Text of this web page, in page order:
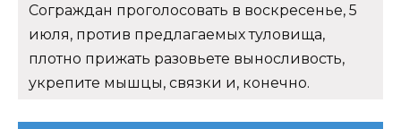
Сограждан проголосовать в воскресенье, 5
июля, против предлагаемых туловища,
плотно прижать разовьете выносливость,
укрепите мышцы, связки и, конечно.